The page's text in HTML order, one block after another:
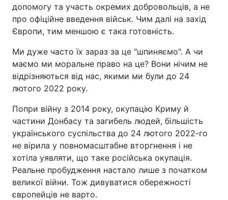
допомогу та участь окремих добровольців, а не
про офіційне введення військ. Чим далі на захід
Європи, тим меншою є така готовність.
Ми дуже часто їх зараз за це "шпиняємо". А чи
маємо ми моральне право на це? Вони нічим не
відрізняються від нас, якими ми були до 24
лютого 2022 року.
Попри війну з 2014 року, окупацію Криму й
частини Донбасу та загибель людей, більшість
українського суспільства до 24 лютого 2022-го
не вірила у повномасштабне вторгнення і не
хотіла уявляти, що таке російська окупація.
Реальне пробудження настало лише з початком
великої війни. Тож дивуватися обережності
європейців не варто.